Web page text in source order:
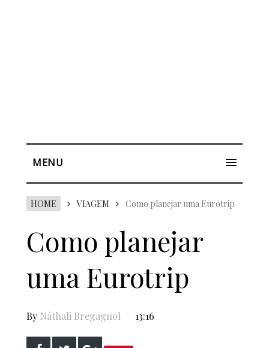
MENU
HOME VIAGEM Como planejar uma Eurotrip
Como planejar
uma Eurotrip
By Náthali Bregagnol 13:16